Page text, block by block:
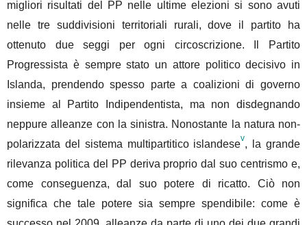
migliori risultati del PP nelle ultime elezioni si sono avuti
nelle tre suddivisioni territoriali rurali, dove il partito ha
ottenuto due seggi per ogni circoscrizione. Il Partito
Progressista è sempre stato un attore politico decisivo in
Islanda, prendendo spesso parte a coalizioni di governo
insieme al Partito Indipendentista, ma non disdegnando
neppure alleanze con la sinistra. Nonostante la natura non-
polarizzata del sistema multipartitico islandesev, la grande
rilevanza politica del PP deriva proprio dal suo centrismo e,
come conseguenza, dal suo potere di ricatto. Ciò non
significa che tale potere sia sempre spendibile: come è